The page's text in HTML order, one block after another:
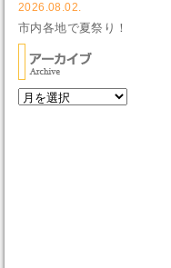
2026.08.02.
市内各地で夏祭り！